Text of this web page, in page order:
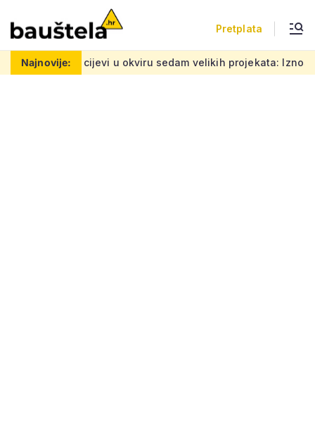
Pretplata
Najnovije:
sedam velikih projekata: Iznos 50 milijuna eura, ovo su